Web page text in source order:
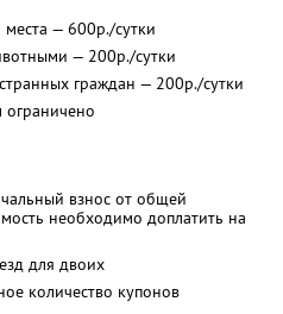
— 600р./сутки
— 200р./сутки
граждан — 200р./сутки
ограничено
взнос от общей
необходимо доплатить на
для двоих
количество купонов